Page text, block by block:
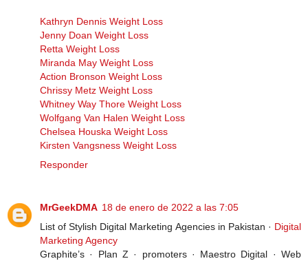
Kathryn Dennis Weight Loss
Jenny Doan Weight Loss
Retta Weight Loss
Miranda May Weight Loss
Action Bronson Weight Loss
Chrissy Metz Weight Loss
Whitney Way Thore Weight Loss
Wolfgang Van Halen Weight Loss
Chelsea Houska Weight Loss
Kirsten Vangsness Weight Loss
Responder
MrGeekDMA 18 de enero de 2022 a las 7:05
List of Stylish Digital Marketing Agencies in Pakistan · Digital
Marketing Agency
Graphite’s · Plan Z · promoters · Maestro Digital · Web